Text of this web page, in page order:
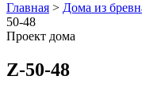
Главная > Дома из
50-48
Проект дома
Z-50-48